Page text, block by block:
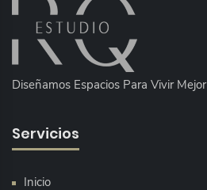
Diseñamos Espacios Para Vivir Mejor
Servicios
Inicio